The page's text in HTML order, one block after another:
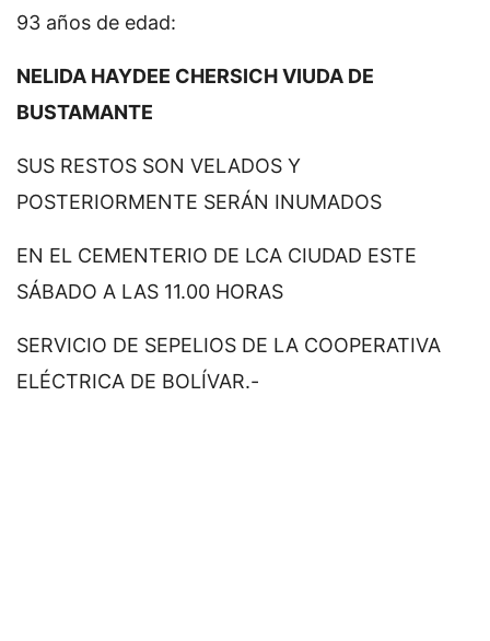
93 años de edad:
NELIDA HAYDEE CHERSICH VIUDA DE
BUSTAMANTE
SUS RESTOS SON VELADOS Y
POSTERIORMENTE SERÁN INUMADOS
EN EL CEMENTERIO DE LCA CIUDAD ESTE
SÁBADO A LAS 11.00 HORAS
SERVICIO DE SEPELIOS DE LA COOPERATIVA
ELÉCTRICA DE BOLÍVAR.-